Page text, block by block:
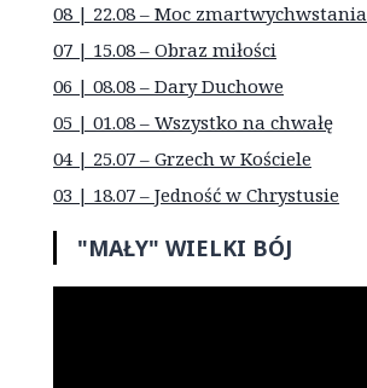
08 | 22.08 – Moc zmartwychwstania
07 | 15.08 – Obraz miłości
06 | 08.08 – Dary Duchowe
05 | 01.08 – Wszystko na chwałę
04 | 25.07 – Grzech w Kościele
03 | 18.07 – Jedność w Chrystusie
"MAŁY" WIELKI BÓJ